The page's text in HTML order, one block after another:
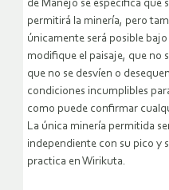
de Manejo se especifica que
permitirá la minería, pero
únicamente será posible
modifique el paisaje, que no
que no se desvíen o
condiciones incumplibles
como puede confirmar
La única minería permitida
independiente con su pico y
practica en Wirikuta.